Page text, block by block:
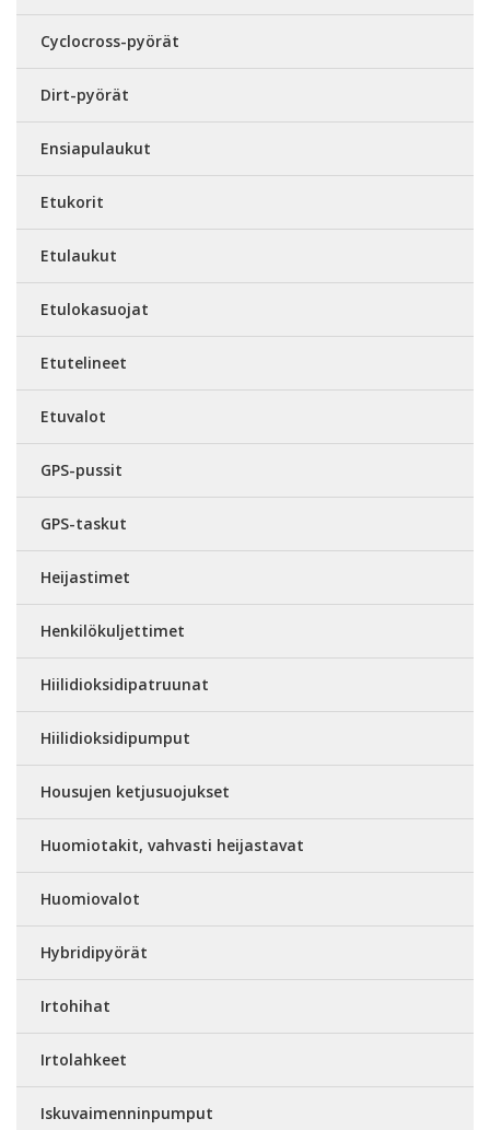
Cyclocross-pyörät
Dirt-pyörät
Ensiapulaukut
Etukorit
Etulaukut
Etulokasuojat
Etutelineet
Etuvalot
GPS-pussit
GPS-taskut
Heijastimet
Henkilökuljettimet
Hiilidioksidipatruunat
Hiilidioksidipumput
Housujen ketjusuojukset
Huomiotakit, vahvasti heijastavat
Huomiovalot
Hybridipyörät
Irtohihat
Irtolahkeet
Iskuvaimenninpumput